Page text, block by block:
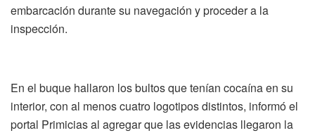
embarcación durante su navegación y proceder a la
inspección.
En el buque hallaron los bultos que tenían cocaína en su
interior, con al menos cuatro logotipos distintos, informó el
portal Primicias al agregar que las evidencias llegaron la